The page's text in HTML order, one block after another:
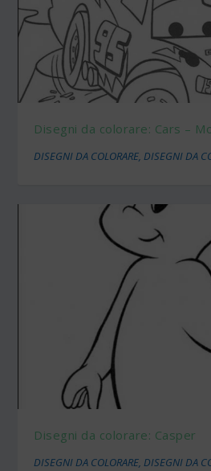
Disegni da colorare: Cars –
DISEGNI DA COLORARE,DISEGNI DA
Disegni da colorare: Casper
DISEGNI DA COLORARE,DISEGNI DA